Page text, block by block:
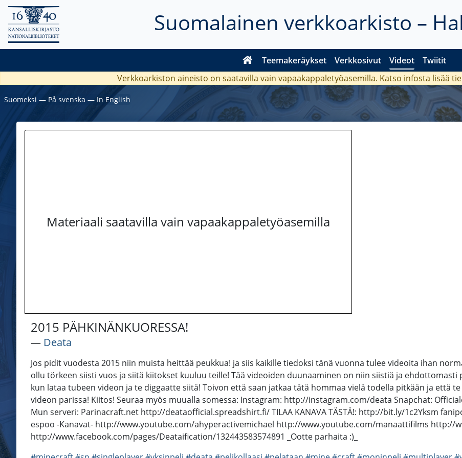
Suomalainen verkkoarkisto –
Teemakeräykset Verkkosivut Videot Twiitit
Verkkoarkiston aineisto on saatavilla vain vapaakappaletyöasemilla. Katso infosta lisää
Suomeksi ― På svenska ― In English
Materiaali saatavilla vain vapaakappaletyöasemilla
2015 PÄHKINÄNKUORESSA!
― Deata
Jos pidit vuodesta 2015 niin muista heittää peukkua! ja siis kaikille tiedoksi tänä vuonna tulee videoita ihan
ollu törkeen siisti vuos ja siitä kiitokset kuuluu teille! Tää videoiden duunaaminen on niin siistiä ja ehdottomasti
kun lataa tubeen videon ja te diggaatte siitä! Toivon että saan jatkaa tätä hommaa vielä todella pitkään ja että
videon parissa! Kiitos! Seuraa myös muualla somessa: Instagram: http://instagram.com/deata Snapchat:
Mun serveri: Parinacraft.net http://deataofficial.spreadshirt.fi/ TILAA KANAVA TÄSTÄ!: http://bit.ly/1c2Yksm
espoo -Kanavat- http://www.youtube.com/ahyperactivemichael http://www.youtube.com/manaattifilms http://
http://www.facebook.com/pages/Deataification/132443583574891 _Ootte parhaita :)_